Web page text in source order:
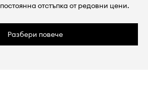
постоянна отстъпка от редовни цени.
Разбери повече